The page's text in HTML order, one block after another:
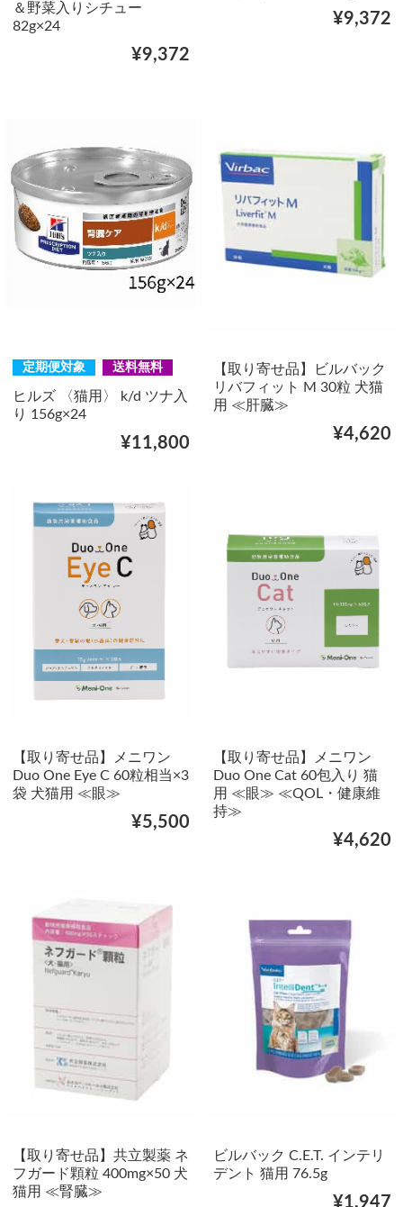
＆野菜入りシチュー
82g×24
¥9,372
¥9,372
定期便対象 送料無料
ヒルズ 〈猫用〉 k/d ツナ入
り 156g×24
¥11,800
【取り寄せ品】ビルバック
リバフィット M 30粒 犬猫
用 ≪肝臓≫
¥4,620
【取り寄せ品】メニワン
Duo One Eye C 60粒相当×3
袋 犬猫用 ≪眼≫
¥5,500
【取り寄せ品】メニワン
Duo One Cat 60包入り 猫
用 ≪眼≫ ≪QOL・健康維
持≫
¥4,620
【取り寄せ品】共立製薬 ネ
フガード顆粒 400mg×50 犬
猫用 ≪腎臓≫
ビルバック C.E.T. インテリ
デント 猫用 76.5g
¥1,947